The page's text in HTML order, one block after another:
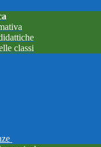
classi